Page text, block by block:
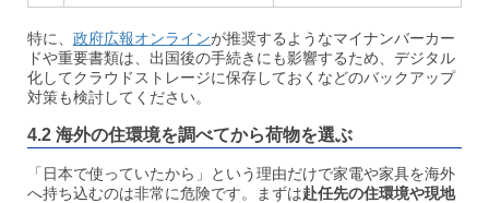
特に、 政府広報オンラインが推奨するようなマイナンバーカー
ドや重要書類は、出国後の手続きにも影響するため、デジタル
化してクラウドストレージに保存しておくなどのバックアップ
対策も検討してください。
4.2 海外の住環境を調べてから荷物を選ぶ
「日本で使っていたから」という理由だけで家電や家具を海外
へ持ち込むのは非常に危険です。まずは赴任先の住環境や現地